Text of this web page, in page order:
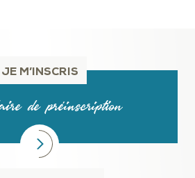
JE M’INSCRIS
de préinscription